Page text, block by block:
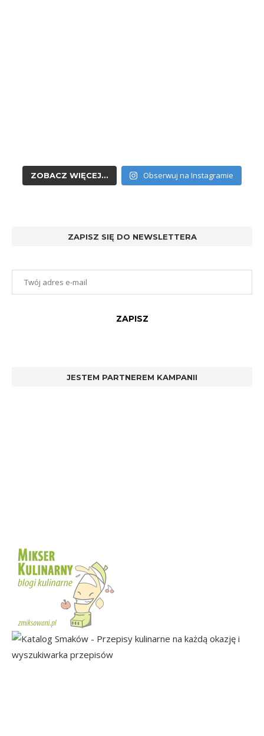
ZOBACZ WIĘCEJ... Obserwuj na Instagramie
ZAPISZ SIĘ DO NEWSLETTERA
JESTEM PARTNEREM KAMPANII